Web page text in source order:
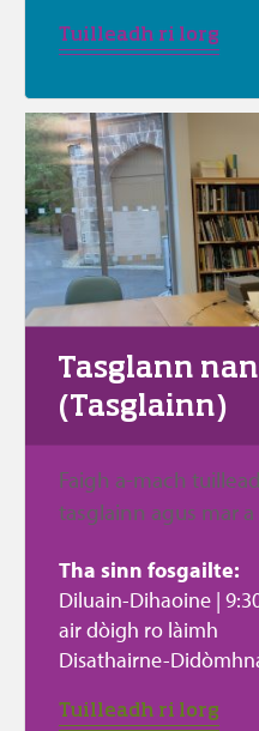
Tuilleadh ri lorg
Tasglann
(Tasglainn)
Faigh a-mach
tasglainn agus mar
Tha sinn fosgailte:
Diluain-Dihaoine |
air dòigh ro làimh
Disathairne-
Tuilleadh ri lorg